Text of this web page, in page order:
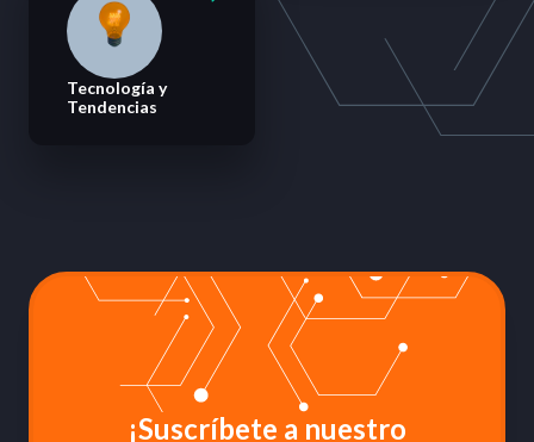
Tecnología y
Tendencias
¡Suscríbete a nuestro